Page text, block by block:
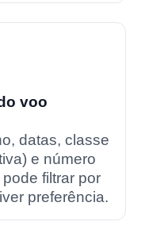
voo
datas, classe
e número
filtrar por
preferência.